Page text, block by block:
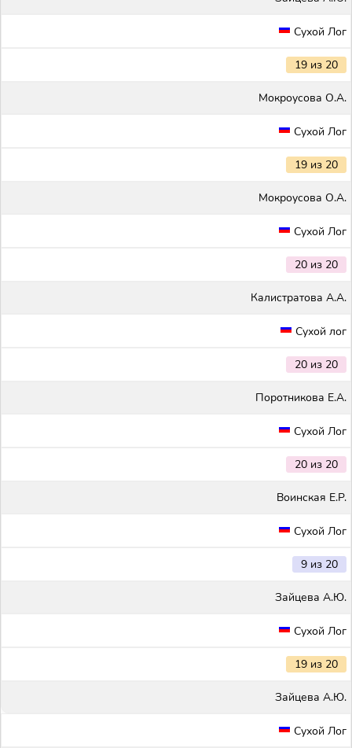
Сухой Лог
19 из 20
Мокроусова О.А.
Сухой Лог
19 из 20
Мокроусова О.А.
Сухой Лог
20 из 20
Калистратова А.А.
Сухой лог
20 из 20
Поротникова Е.А.
Сухой Лог
20 из 20
Воинская Е.Р.
Сухой Лог
9 из 20
Зайцева А.Ю.
Сухой Лог
19 из 20
Зайцева А.Ю.
Сухой Лог